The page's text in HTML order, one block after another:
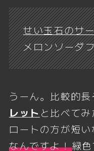
せい玉石のサ
メロンソーダ
うーん。比較的長
レット と比べて
ロートの方が短い
なんですよ！緑